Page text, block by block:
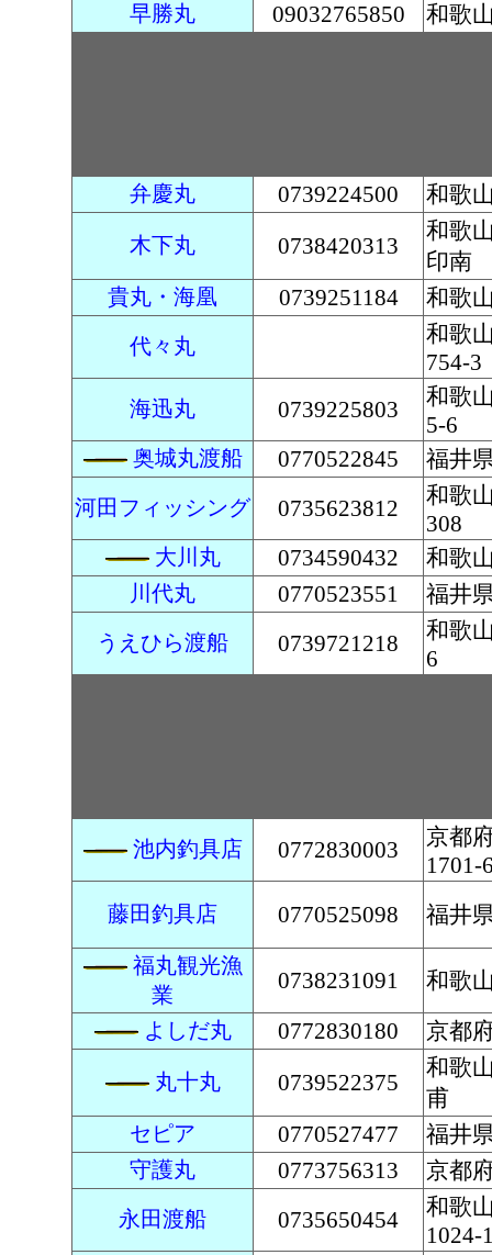
早勝丸 09032765850 和歌
弁慶丸 0739224500 和歌
木下丸 0738420313
和歌
印南
貴丸・海凰 0739251184 和歌
代々丸
和歌
754-3
海迅丸 0739225803
和歌
5-6
奥城丸渡船 0770522845 福井
河田フィッシング 0735623812
和歌
308
大川丸 0734590432 和歌
川代丸 0770523551 福井
うえひら渡船 0739721218
和歌
6
池内釣具店 0772830003
京都
1701-
藤田釣具店 0770525098 福井
福丸観光漁
業
0738231091 和歌
よしだ丸 0772830180 京都
丸十丸 0739522375
和歌
甫
セピア 0770527477 福井
守護丸 0773756313 京都
永田渡船 0735650454
和歌
1024-